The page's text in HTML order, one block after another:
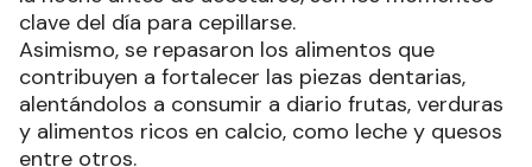
clave del día para cepillarse.
Asimismo, se repasaron los alimentos que
contribuyen a fortalecer las piezas dentarias,
alentándolos a consumir a diario frutas, verduras
y alimentos ricos en calcio, como leche y quesos
entre otros.